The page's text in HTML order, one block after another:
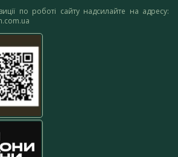
по роботі сайту надсилайте на адресу: